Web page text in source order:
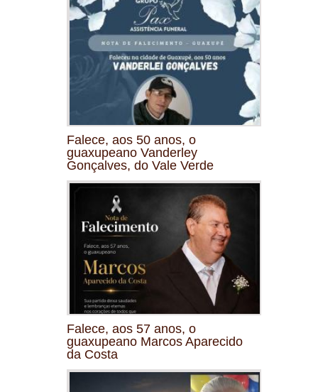
Falece, aos 50 anos, o
guaxupeano Vanderley
Gonçalves, do Vale Verde
Falece, aos 57 anos, o
guaxupeano Marcos Aparecido
da Costa